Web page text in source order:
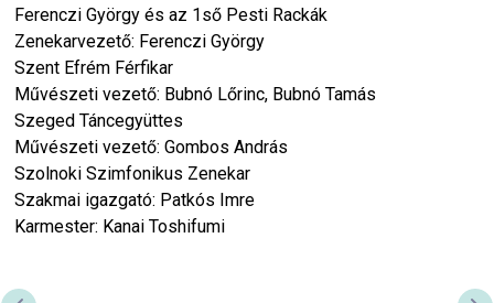
Ferenczi György és az 1ső Pesti Rackák
Zenekarvezető: Ferenczi György
Szent Efrém Férfikar
Művészeti vezető: Bubnó Lőrinc, Bubnó Tamás
Szeged Táncegyüttes
Művészeti vezető: Gombos András
Szolnoki Szimfonikus Zenekar
Szakmai igazgató: Patkós Imre
Karmester: Kanai Toshifumi